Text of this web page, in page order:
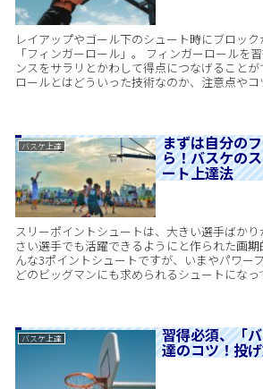
レイアップやゴール下のシュート時にブロッ
「フィンガーロール」。 フィンガーロールを
ンスをサラリとかわして得点につなげること
ロールとはどういった技術なのか、注意点やコ
バスケ上達 まずは自分の
ら！バスケの
ート上達法
スリーポイントシュートは、大きい選手ばか
さい選手でも活躍できるようにと作られた画
んな3ポイントシュートですが、いまやパワー
どのビッグマンにも求められるシュートになっ
バスケ上達 習得必須、「
達のコツ！投